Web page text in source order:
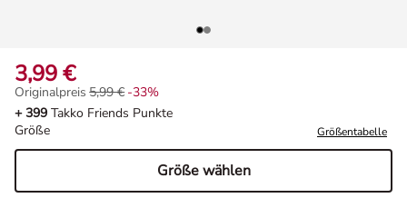
3,99 €
Originalpreis 5,99 €, Rabat -33%
Originalpreis 5,99 € -33%
+ 399 Takko Friends Punkte
Größe
Größentabelle
Größe wählen